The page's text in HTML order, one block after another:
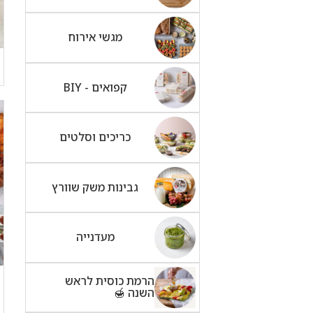
מגשי אירוח
קפואים - BIY
כריכים וסלטים
גבינות משק שוורץ
מעדנייה
הרמת כוסית לראש
השנה 🍯